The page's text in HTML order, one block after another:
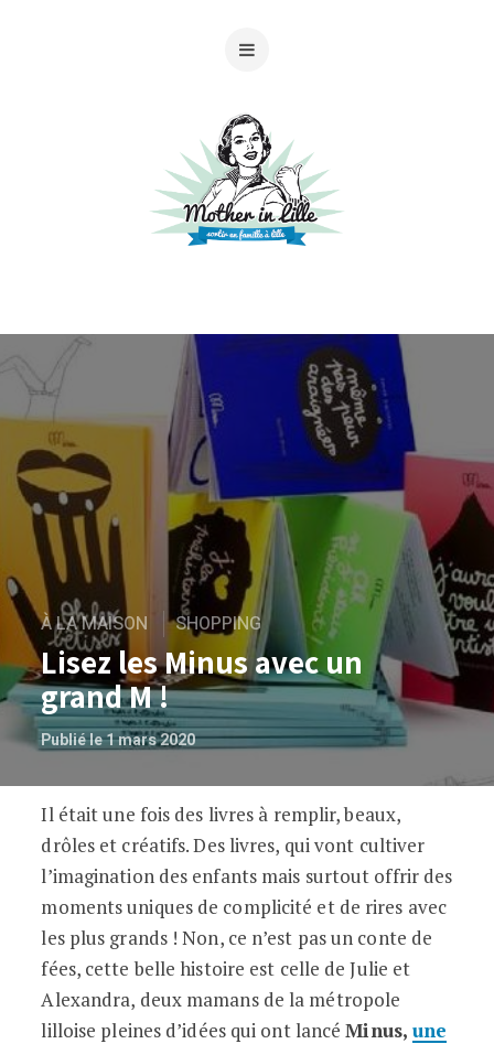
À LA MAISON SHOPPING
Lisez les Minus avec un
grand M !
Publié le 1 mars 2020
Lisez les Minus avec un grand M !
Il était une fois des livres à remplir, beaux,
drôles et créatifs. Des livres, qui vont cultiver
l’imagination des enfants mais surtout offrir des
moments uniques de complicité et de rires avec
les plus grands ! Non, ce n’est pas un conte de
fées, cette belle histoire est celle de Julie et
Alexandra, deux mamans de la métropole
lilloise pleines d’idées qui ont lancéMinus,une